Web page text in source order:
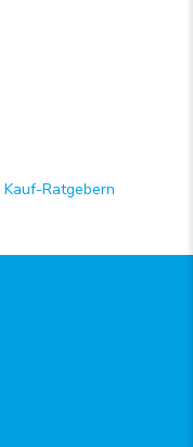
Kauf-Ratgebern